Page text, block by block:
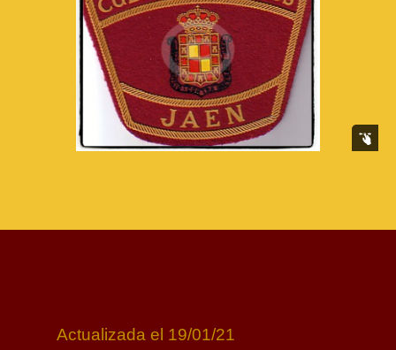
Actualizada el 19/01/21